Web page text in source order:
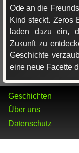
Ode an die
Kind steckt. Zeros
laden dazu ein,
Zukunft zu
Geschichte
eine neue Facette
Geschichten
Über uns
Datenschutz